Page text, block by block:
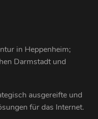
in Heppenheim;
Darmstadt und
ausgereifte und
für das Internet.